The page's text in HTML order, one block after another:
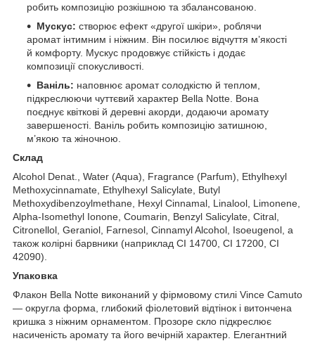
робить композицію розкішною та збалансованою.
Мускус: створює ефект «другої шкіри», роблячи
аромат інтимним і ніжним. Він посилює відчуття м’якості
й комфорту. Мускус продовжує стійкість і додає
композиції спокусливості.
Ваніль: наповнює аромат солодкістю й теплом,
підкреслюючи чуттєвий характер Bella Notte. Вона
поєднує квіткові й деревні акорди, додаючи аромату
завершеності. Ваніль робить композицію затишною,
м’якою та жіночною.
Cклад
Alcohol Denat., Water (Aqua), Fragrance (Parfum), Ethylhexyl
Methoxycinnamate, Ethylhexyl Salicylate, Butyl
Methoxydibenzoylmethane, Hexyl Cinnamal, Linalool, Limonene,
Alpha-Isomethyl Ionone, Coumarin, Benzyl Salicylate, Citral,
Citronellol, Geraniol, Farnesol, Cinnamyl Alcohol, Isoeugenol, а
також колірні барвники (наприклад CI 14700, CI 17200, CI
42090).
Упаковка
Флакон Bella Notte виконаний у фірмовому стилі Vince Camuto
— округла форма, глибокий фіолетовий відтінок і витончена
кришка з ніжним орнаментом. Прозоре скло підкреслює
насиченість аромату та його вечірній характер. Елегантний